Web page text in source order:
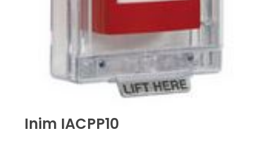
Inim IACPP10